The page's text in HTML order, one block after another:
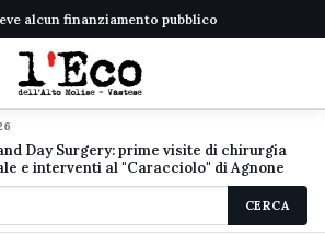
alcun finanziamento pubblico
Day Surgery: prime visite di chirurgia
e interventi al "Caracciolo" di Agnone
CERCA